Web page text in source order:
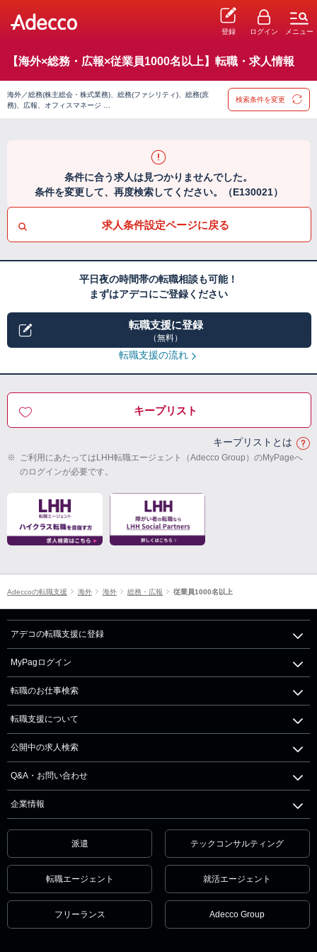
登録 ログイン メニュー
【海外×総務・広報×従業員1000名以上】転職・求人情報
海外／総務(株主総会・株式業務)、総務(ファシリティ)、総務(庶
務)、広報、オフィスマネージ …
検索条件を変更
条件に合う求人は見つかりませんでした。
条件を変更して、再度検索してください。（E130021）
求人条件設定ページに戻る
平日夜の時間帯の転職相談も可能！
まずはアデコにご登録ください
転職支援に登録
（無料）
転職支援の流れ
キープリスト
キープリストとは
※ ご利用にあたってはLHH転職エージェント（Adecco Group）のMyPageへ
のログインが必要です。
Adeccoの転職支援 海外 海外 総務・広報 従業員1000名以上
アデコの転職支援に登録
MyPagログイン
転職のお仕事検索
転職支援について
公開中の求人検索
Q&A・お問い合わせ
企業情報
派遣 テックコンサルティング
転職エージェント 就活エージェント
フリーランス Adecco Group